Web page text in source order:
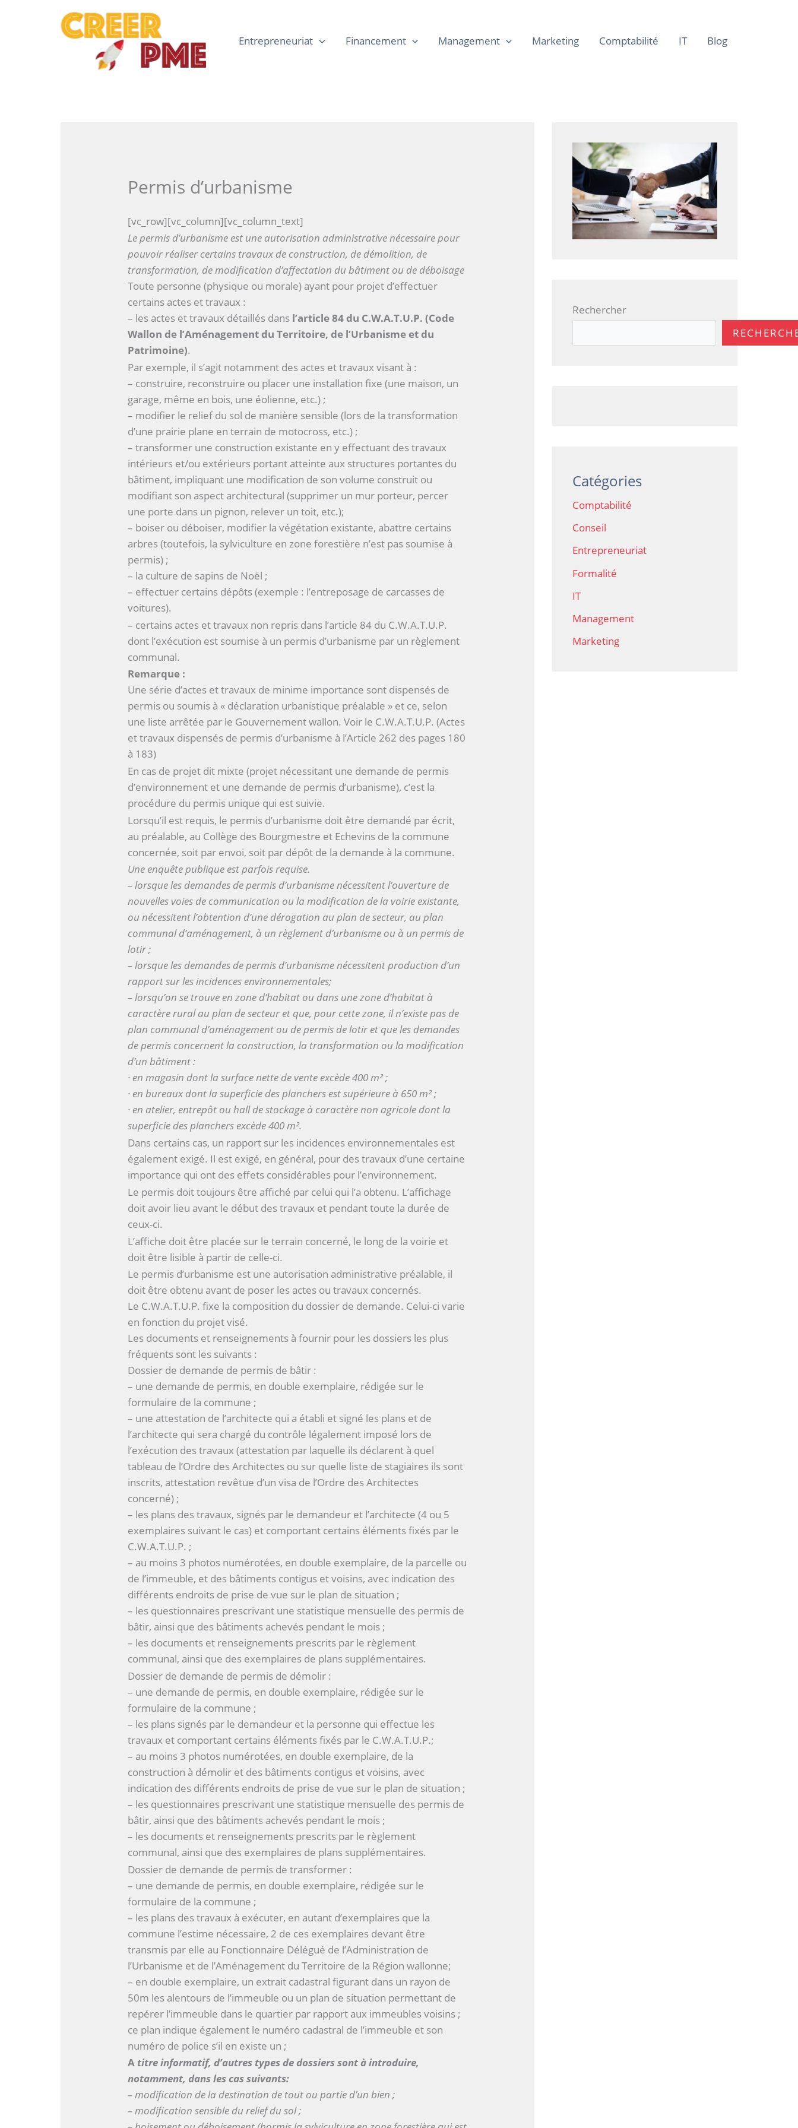
Entrepreneuriat Financement Management Marketing Comptabilité IT Blog
Permis d’urbanisme
[vc_row][vc_column][vc_column_text]
Le permis d’urbanisme est une autorisation administrative nécessaire pour
pouvoir réaliser certains travaux de construction, de démolition, de
transformation, de modification d’affectation du bâtiment ou de déboisage
Toute personne (physique ou morale) ayant pour projet d’effectuer
certains actes et travaux :
– les actes et travaux détaillés dans l’article 84 du C.W.A.T.U.P. (Code
Wallon de l’Aménagement du Territoire, de l’Urbanisme et du
Patrimoine).
Par exemple, il s’agit notamment des actes et travaux visant à :
– construire, reconstruire ou placer une installation fixe (une maison, un
garage, même en bois, une éolienne, etc.) ;
– modifier le relief du sol de manière sensible (lors de la transformation
d’une prairie plane en terrain de motocross, etc.) ;
– transformer une construction existante en y effectuant des travaux
intérieurs et/ou extérieurs portant atteinte aux structures portantes du
bâtiment, impliquant une modification de son volume construit ou
modifiant son aspect architectural (supprimer un mur porteur, percer
une porte dans un pignon, relever un toit, etc.);
– boiser ou déboiser, modifier la végétation existante, abattre certains
arbres (toutefois, la sylviculture en zone forestière n’est pas soumise à
permis) ;
– la culture de sapins de Noël ;
– effectuer certains dépôts (exemple : l’entreposage de carcasses de
voitures).
– certains actes et travaux non repris dans l’article 84 du C.W.A.T.U.P.
dont l’exécution est soumise à un permis d’urbanisme par un règlement
communal.
Remarque :
Une série d’actes et travaux de minime importance sont dispensés de
permis ou soumis à « déclaration urbanistique préalable » et ce, selon
une liste arrêtée par le Gouvernement wallon. Voir le C.W.A.T.U.P. (Actes
et travaux dispensés de permis d’urbanisme à l’Article 262 des pages 180
à 183)
En cas de projet dit mixte (projet nécessitant une demande de permis
d’environnement et une demande de permis d’urbanisme), c’est la
procédure du permis unique qui est suivie.
Lorsqu’il est requis, le permis d’urbanisme doit être demandé par écrit,
au préalable, au Collège des Bourgmestre et Echevins de la commune
concernée, soit par envoi, soit par dépôt de la demande à la commune.
Une enquête publique est parfois requise.
– lorsque les demandes de permis d’urbanisme nécessitent l’ouverture de
nouvelles voies de communication ou la modification de la voirie existante,
ou nécessitent l’obtention d’une dérogation au plan de secteur, au plan
communal d’aménagement, à un règlement d’urbanisme ou à un permis de
lotir ;
– lorsque les demandes de permis d’urbanisme nécessitent production d’un
rapport sur les incidences environnementales;
– lorsqu’on se trouve en zone d’habitat ou dans une zone d’habitat à
caractère rural au plan de secteur et que, pour cette zone, il n’existe pas de
plan communal d’aménagement ou de permis de lotir et que les demandes
de permis concernent la construction, la transformation ou la modification
d’un bâtiment :
· en magasin dont la surface nette de vente excède 400 m² ;
· en bureaux dont la superficie des planchers est supérieure à 650 m² ;
· en atelier, entrepôt ou hall de stockage à caractère non agricole dont la
superficie des planchers excède 400 m².
Dans certains cas, un rapport sur les incidences environnementales est
également exigé. Il est exigé, en général, pour des travaux d’une certaine
importance qui ont des effets considérables pour l’environnement.
Le permis doit toujours être affiché par celui qui l’a obtenu. L’affichage
doit avoir lieu avant le début des travaux et pendant toute la durée de
ceux-ci.
L’affiche doit être placée sur le terrain concerné, le long de la voirie et
doit être lisible à partir de celle-ci.
Le permis d’urbanisme est une autorisation administrative préalable, il
doit être obtenu avant de poser les actes ou travaux concernés.
Le C.W.A.T.U.P. fixe la composition du dossier de demande. Celui-ci varie
en fonction du projet visé.
Les documents et renseignements à fournir pour les dossiers les plus
fréquents sont les suivants :
Dossier de demande de permis de bâtir :
– une demande de permis, en double exemplaire, rédigée sur le
formulaire de la commune ;
– une attestation de l’architecte qui a établi et signé les plans et de
l’architecte qui sera chargé du contrôle légalement imposé lors de
l’exécution des travaux (attestation par laquelle ils déclarent à quel
tableau de l’Ordre des Architectes ou sur quelle liste de stagiaires ils sont
inscrits, attestation revêtue d’un visa de l’Ordre des Architectes
concerné) ;
– les plans des travaux, signés par le demandeur et l’architecte (4 ou 5
exemplaires suivant le cas) et comportant certains éléments fixés par le
C.W.A.T.U.P. ;
– au moins 3 photos numérotées, en double exemplaire, de la parcelle ou
de l’immeuble, et des bâtiments contigus et voisins, avec indication des
différents endroits de prise de vue sur le plan de situation ;
– les questionnaires prescrivant une statistique mensuelle des permis de
bâtir, ainsi que des bâtiments achevés pendant le mois ;
– les documents et renseignements prescrits par le règlement
communal, ainsi que des exemplaires de plans supplémentaires.
Dossier de demande de permis de démolir :
– une demande de permis, en double exemplaire, rédigée sur le
formulaire de la commune ;
– les plans signés par le demandeur et la personne qui effectue les
travaux et comportant certains éléments fixés par le C.W.A.T.U.P.;
– au moins 3 photos numérotées, en double exemplaire, de la
construction à démolir et des bâtiments contigus et voisins, avec
indication des différents endroits de prise de vue sur le plan de situation ;
– les questionnaires prescrivant une statistique mensuelle des permis de
bâtir, ainsi que des bâtiments achevés pendant le mois ;
– les documents et renseignements prescrits par le règlement
communal, ainsi que des exemplaires de plans supplémentaires.
Dossier de demande de permis de transformer :
– une demande de permis, en double exemplaire, rédigée sur le
formulaire de la commune ;
– les plans des travaux à exécuter, en autant d’exemplaires que la
commune l’estime nécessaire, 2 de ces exemplaires devant être
transmis par elle au Fonctionnaire Délégué de l’Administration de
l’Urbanisme et de l’Aménagement du Territoire de la Région wallonne;
– en double exemplaire, un extrait cadastral figurant dans un rayon de
50m les alentours de l’immeuble ou un plan de situation permettant de
repérer l’immeuble dans le quartier par rapport aux immeubles voisins ;
ce plan indique également le numéro cadastral de l’immeuble et son
numéro de police s’il en existe un ;
A titre informatif, d’autres types de dossiers sont à introduire,
notamment, dans les cas suivants:
– modification de la destination de tout ou partie d’un bien ;
– modification sensible du relief du sol ;
Rechercher
Catégories
Comptabilité
Conseil
Entrepreneuriat
Formalité
IT
Management
Marketing